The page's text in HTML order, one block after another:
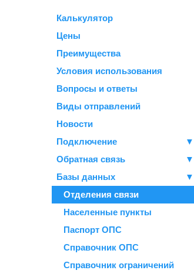
Калькулятор
Цены
Преимущества
Условия использования
Вопросы и ответы
Виды отправлений
Новости
Подключение
▼
Обратная связь
▼
Базы данных
▼
Отделения связи
Населенные пункты
Паспорт ОПС
Справочник ОПС
Справочник ограничений